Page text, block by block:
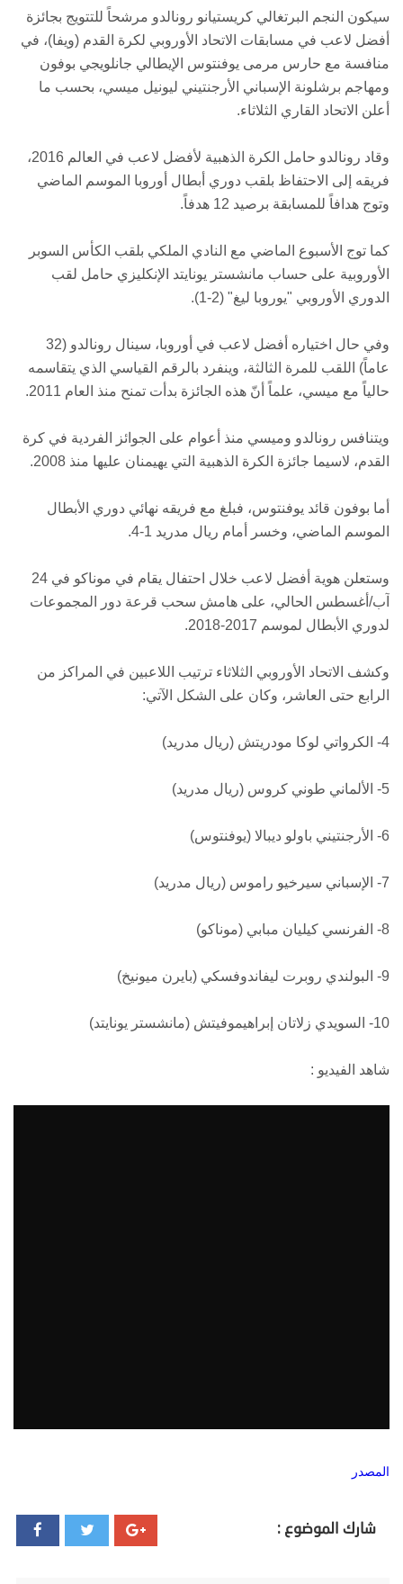
سيكون النجم البرتغالي كريستيانو رونالدو مرشحاً للتتويج بجائزة
أفضل لاعب في مسابقات الاتحاد الأوروبي لكرة القدم (ويفا)، في
منافسة مع حارس مرمى يوفنتوس الإيطالي جانلويجي بوفون
ومهاجم برشلونة الإسباني الأرجنتيني ليونيل ميسي، بحسب ما
أعلن الاتحاد القاري الثلاثاء.
وقاد رونالدو حامل الكرة الذهبية لأفضل لاعب في العالم 2016،
فريقه إلى الاحتفاظ بلقب دوري أبطال أوروبا الموسم الماضي
وتوج هدافاً للمسابقة برصيد 12 هدفاً.
كما توج الأسبوع الماضي مع النادي الملكي بلقب الكأس السوبر
الأوروبية على حساب مانشستر يونايتد الإنكليزي حامل لقب
الدوري الأوروبي "يوروبا ليغ" (2-1).
وفي حال اختياره أفضل لاعب في أوروبا، سينال رونالدو (32
عاماً) اللقب للمرة الثالثة، وينفرد بالرقم القياسي الذي يتقاسمه
حالياً مع ميسي، علماً أنّ هذه الجائزة بدأت تمنح منذ العام 2011.
ويتنافس رونالدو وميسي منذ أعوام على الجوائز الفردية في كرة
القدم، لاسيما جائزة الكرة الذهبية التي يهيمنان عليها منذ 2008.
أما بوفون قائد يوفنتوس، فبلغ مع فريقه نهائي دوري الأبطال
الموسم الماضي، وخسر أمام ريال مدريد 1-4.
وستعلن هوية أفضل لاعب خلال احتفال يقام في موناكو في 24
آب/أغسطس الحالي، على هامش سحب قرعة دور المجموعات
لدوري الأبطال لموسم 2017-2018.
وكشف الاتحاد الأوروبي الثلاثاء ترتيب اللاعبين في المراكز من
الرابع حتى العاشر، وكان على الشكل الآتي:
4- الكرواتي لوكا مودريتش (ريال مدريد)
5- الألماني طوني كروس (ريال مدريد)
6- الأرجنتيني باولو ديبالا (يوفنتوس)
7- الإسباني سيرخيو راموس (ريال مدريد)
8- الفرنسي كيليان مبابي (موناكو)
9- البولندي روبرت ليفاندوفسكي (بايرن ميونيخ)
10- السويدي زلاتان إبراهيموفيتش (مانشستر يونايتد)
شاهد الفيديو :
المصدر
شارك الموضوع :